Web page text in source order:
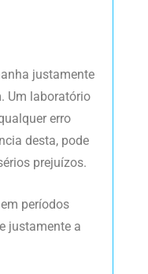
justamente
Um laboratório
erro
desta, pode
prejuízos.
períodos
justamente a